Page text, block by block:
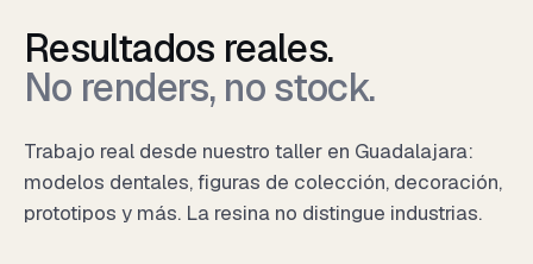
Resultados reales.
No renders, no stock.
Trabajo real desde nuestro taller en Guadalajara:
modelos dentales, figuras de colección, decoración,
prototipos y más. La resina no distingue industrias.